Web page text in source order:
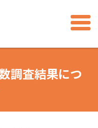
調査結果につ